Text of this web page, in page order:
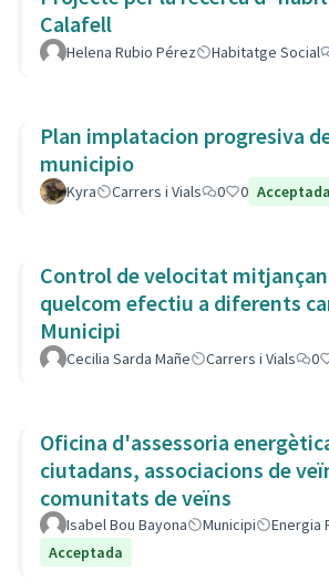
Calafell
Helena Rubio Pérez Habitatge Social
Plan implatacion progresiva
municipio
Kyra Carrers i Vials 0 0 Acceptada
Control de velocitat
quelcom efectiu a diferents
Municipi
Cecilia Sarda Mañe Carrers i Vials 0
Oficina d'assessoria
ciutadans, associacions de
comunitats de veïns
Isabel Bou Bayona Municipi Energia
Acceptada